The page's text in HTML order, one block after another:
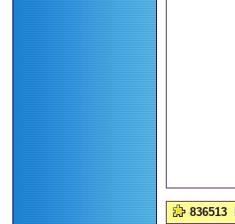
836513